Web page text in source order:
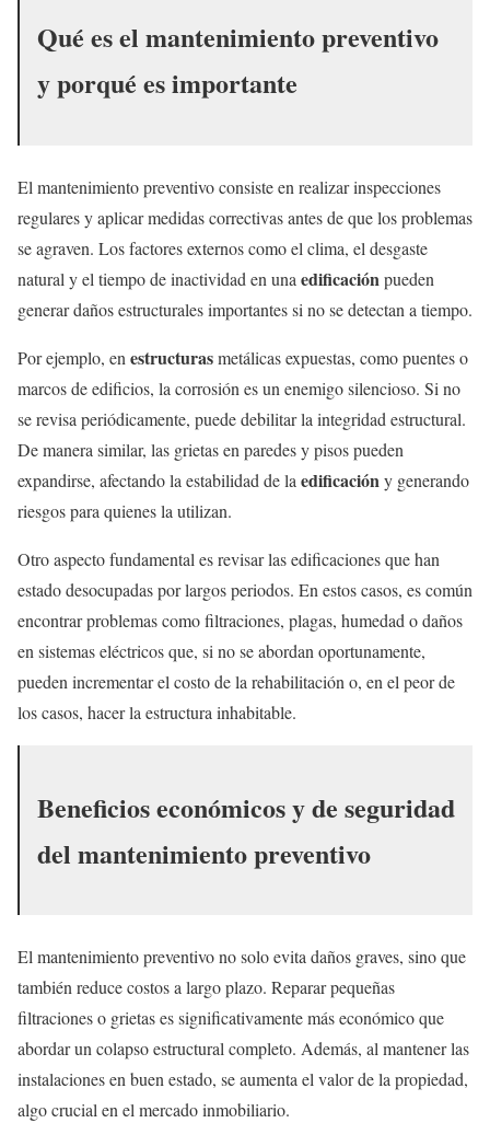
Qué es el mantenimiento preventivo
y porqué es importante
El mantenimiento preventivo consiste en realizar inspecciones
regulares y aplicar medidas correctivas antes de que los problemas
se agraven. Los factores externos como el clima, el desgaste
natural y el tiempo de inactividad en una edificaciónpueden
generar daños estructurales importantes si no se detectan a tiempo.
Por ejemplo, en estructurasmetálicas expuestas, como puentes o
marcos de edificios, la corrosión es un enemigo silencioso. Si no
se revisa periódicamente, puede debilitar la integridad estructural.
De manera similar, las grietas en paredes y pisos pueden
expandirse, afectando la estabilidad de la edificacióny generando
riesgos para quienes la utilizan.
Otro aspecto fundamental es revisar las edificaciones que han
estado desocupadas por largos periodos. En estos casos, es común
encontrar problemas como filtraciones, plagas, humedad o daños
en sistemas eléctricos que, si no se abordan oportunamente,
pueden incrementar el costo de la rehabilitación o, en el peor de
los casos, hacer la estructura inhabitable.
Beneficios económicos y de seguridad
del mantenimiento preventivo
El mantenimiento preventivo no solo evita daños graves, sino que
también reduce costos a largo plazo. Reparar pequeñas
filtraciones o grietas es significativamente más económico que
abordar un colapso estructural completo. Además, al mantener las
instalaciones en buen estado, se aumenta el valor de la propiedad,
algo crucial en el mercado inmobiliario.